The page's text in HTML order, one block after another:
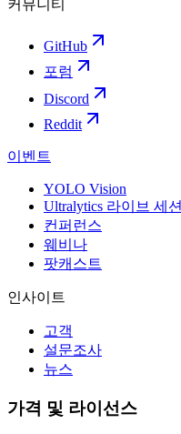
커뮤니티
GitHub
포럼
Discord
Reddit
이벤트
YOLO Vision
Ultralytics 라이브 세션
컨퍼런스
웨비나
팟캐스트
인사이트
고객
설문조사
뉴스
가격 및 라이선스